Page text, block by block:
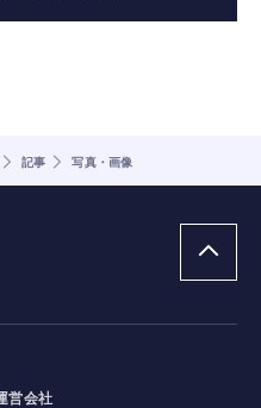
記事 写真・画像
営会社